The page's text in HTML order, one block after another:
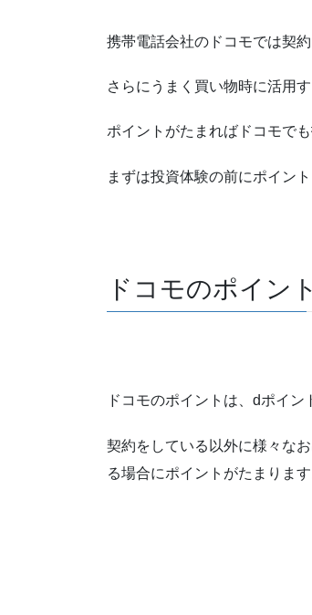
携帯電話会社のドコモでは契
さらにうまく買い物時に活用
ポイントがたまればドコモで
まずは投資体験の前にポイン
ドコモのポイン
ドコモのポイントは、dポイン
契約をしている以外に様々な
る場合にポイントがたまります